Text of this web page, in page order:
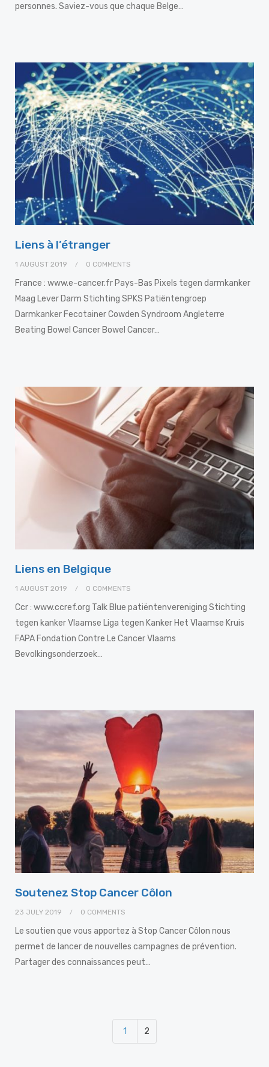
personnes. Saviez-vous que chaque Belge…
Liens à l’étranger
1 AUGUST 2019 0 COMMENTS
France : www.e-cancer.fr Pays-Bas Pixels tegen darmkanker
Maag Lever Darm Stichting SPKS Patiëntengroep
Darmkanker Fecotainer Cowden Syndroom Angleterre
Beating Bowel Cancer Bowel Cancer…
Liens en Belgique
1 AUGUST 2019 0 COMMENTS
Ccr : www.ccref.org Talk Blue patiëntenvereniging Stichting
tegen kanker Vlaamse Liga tegen Kanker Het Vlaamse Kruis
FAPA Fondation Contre Le Cancer Vlaams
Bevolkingsonderzoek…
Soutenez Stop Cancer Côlon
23 JULY 2019 0 COMMENTS
Le soutien que vous apportez à Stop Cancer Côlon nous
permet de lancer de nouvelles campagnes de prévention.
Partager des connaissances peut…
1 2